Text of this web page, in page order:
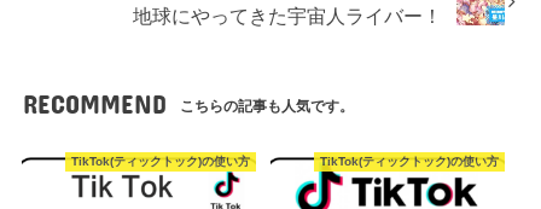
地球にやってきた宇宙人ライバー！
RECOMMEND こちらの記事も人気です。
TikTok(ティックトック)の使い方 TikTok(ティックトック)の使い方